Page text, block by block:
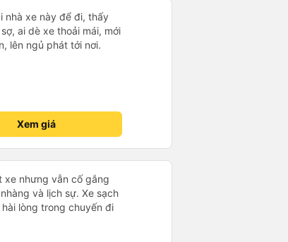
nhà xe này để đi, thấy
ai dè xe thoải mái, mới
lên ngủ phát tới nơi.
Xem giá
xe nhưng vẫn cố gắng
và lịch sự. Xe sạch
lòng trong chuyến đi